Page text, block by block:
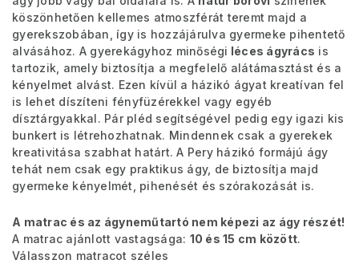
köszönhetően kellemes atmoszférát teremt majd a
gyerekszobában, így is hozzájárulva gyermeke pihentető
alvásához. A gyerekágyhoz minőségi léces ágyrács is
tartozik, amely biztosítja a megfelelő alátámasztást és a
kényelmet alvást. Ezen kívül a házikó ágyat kreatívan fel
is lehet díszíteni fényfüzérekkel vagy egyéb
dísztárgyakkal. Pár pléd segítségével pedig egy igazi kis
bunkert is létrehozhatnak. Mindennek csak a gyerekek
kreativitása szabhat határt. A Pery házikó formájú ágy
tehát nem csak egy praktikus ágy, de biztosítja majd
gyermeke kényelmét, pihenését és szórakozását is.
A matrac és az ágyneműtartó nem képezi az ágy részét!
A matrac ajánlott vastagsága: 10 és 15 cm között.
Válasszon matracot széles